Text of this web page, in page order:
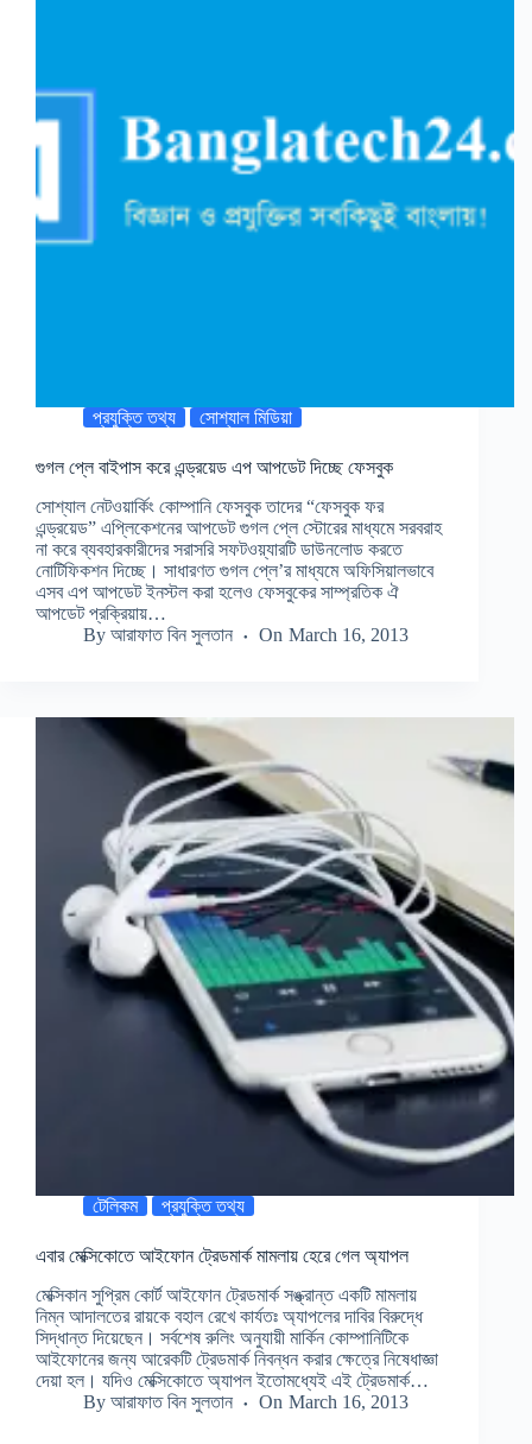
প্রযুক্তি তথ্য সোশ্যাল মিডিয়া
গুগল প্লে বাইপাস করে এন্ড্রয়েড এপ আপডেট দিচ্ছে ফেসবুক
সোশ্যাল নেটওয়ার্কিং কোম্পানি ফেসবুক তাদের “ফেসবুক ফর
এন্ড্রয়েড” এপ্লিকেশনের আপডেট গুগল প্লে স্টোরের মাধ্যমে সরবরাহ
না করে ব্যবহারকারীদের সরাসরি সফটওয়্যারটি ডাউনলোড করতে
নোটিফিকশন দিচ্ছে। সাধারণত গুগল প্লে’র মাধ্যমে অফিসিয়ালভাবে
এসব এপ আপডেট ইনস্টল করা হলেও ফেসবুকের সাম্প্রতিক ঐ
আপডেট প্রক্রিয়ায়…
By আরাফাত বিন সুলতান On March 16, 2013
টেলিকম প্রযুক্তি তথ্য
এবার মেক্সিকোতে আইফোন ট্রেডমার্ক মামলায় হেরে গেল অ্যাপল
মেক্সিকান সুপ্রিম কোর্ট আইফোন ট্রেডমার্ক সঙ্ক্রান্ত একটি মামলায়
নিম্ন আদালতের রায়কে বহাল রেখে কার্যতঃ অ্যাপলের দাবির বিরুদ্ধে
সিদ্ধান্ত দিয়েছেন। সর্বশেষ রুলিং অনুযায়ী মার্কিন কোম্পানিটিকে
আইফোনের জন্য আরেকটি ট্রেডমার্ক নিবন্ধন করার ক্ষেত্রে নিষেধাজ্ঞা
দেয়া হল। যদিও মেক্সিকোতে অ্যাপল ইতোমধ্যেই এই ট্রেডমার্ক…
By আরাফাত বিন সুলতান On March 16, 2013